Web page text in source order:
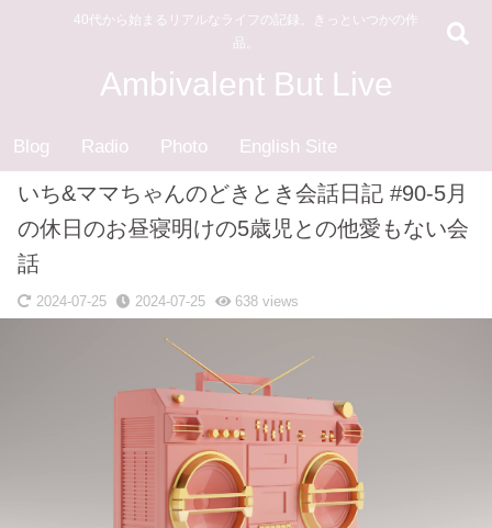
40代から始まるリアルなライフの記録。きっといつかの作
品。
Ambivalent But Live
Blog Radio Photo English Site
いち&ママちゃんのどきとき会話日記 #90-5月
の休日のお昼寝明けの5歳児との他愛もない会
話
2024-07-25 2024-07-25 638views